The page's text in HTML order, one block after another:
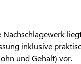
Nachschlagewerk
inklusive
und Gehalt) vor.